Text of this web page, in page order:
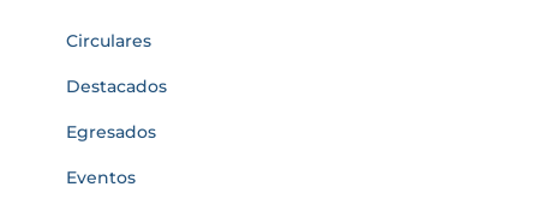
Circulares
Destacados
Egresados
Eventos